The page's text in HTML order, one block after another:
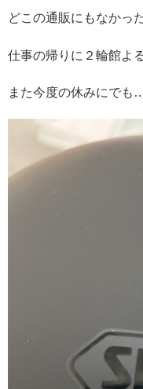
どこの通販にもなかっ
仕事の帰りに２輪館よ
また今度の休みにでも